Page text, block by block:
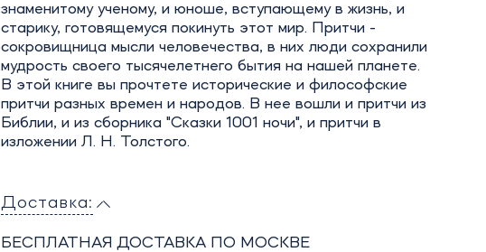
знаменитому ученому, и юноше, вступающему в жизнь, и
старику, готовящемуся покинуть этот мир. Притчи -
сокровищница мысли человечества, в них люди сохранили
мудрость своего тысячелетнего бытия на нашей планете.
В этой книге вы прочтете исторические и философские
притчи разных времен и народов. В нее вошли и притчи из
Библии, и из сборника "Сказки 1001 ночи", и притчи в
изложении Л. Н. Толстого.
Доставка:
БЕСПЛАТНАЯ ДОСТАВКА ПО МОСКВЕ